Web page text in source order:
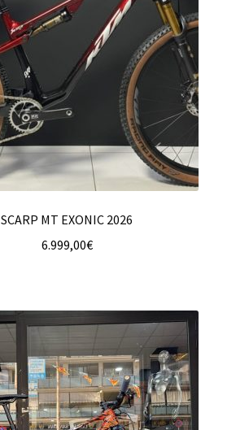
SCARP MT EXONIC 2026
6.999,00€